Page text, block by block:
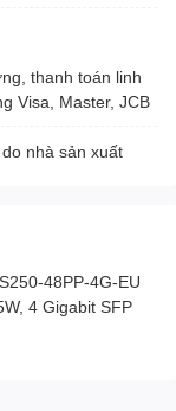
thanh toán linh
Visa, Master, JCB
nhà sản xuất
48PP-4G-EU
4 Gigabit SFP